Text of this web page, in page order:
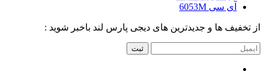
آی سی 6053M
از تخفیف ها و جدیدترین های دیجی پارس لند باخبر شوید :
ثبت